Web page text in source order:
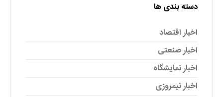
دسته بندی ها
اخبار اقتصاد
اخبار صنعتی
اخبار نمایشگاه
اخبار نیمروزی